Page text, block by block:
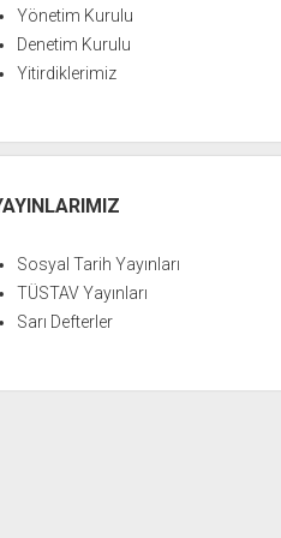
Yönetim Kurulu
Denetim Kurulu
Yitirdiklerimiz
Sosyal Tarih Yayınları
TÜSTAV Yayınları
Sarı Defterler